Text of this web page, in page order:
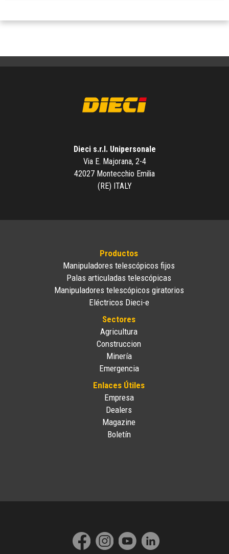
Dieci s.r.l. Unipersonale
Via E. Majorana, 2-4
42027 Montecchio Emilia
(RE) ITALY
Productos
Manipuladores telescópicos fijos
Palas articuladas telescópicas
Manipuladores telescópicos giratorios
Eléctricos Dieci-e
Sectores
Agricultura
Construccion
Minería
Emergencia
Enlaces Útiles
Empresa
Dealers
Magazine
Boletín